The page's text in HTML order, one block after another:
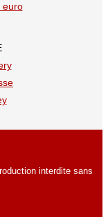
euro
interdite sans